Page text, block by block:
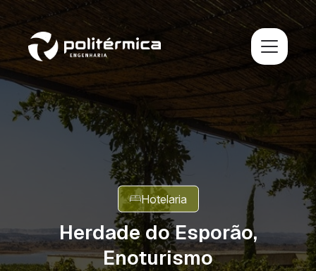
Hotelaria
Herdade do Esporão,
Enoturismo